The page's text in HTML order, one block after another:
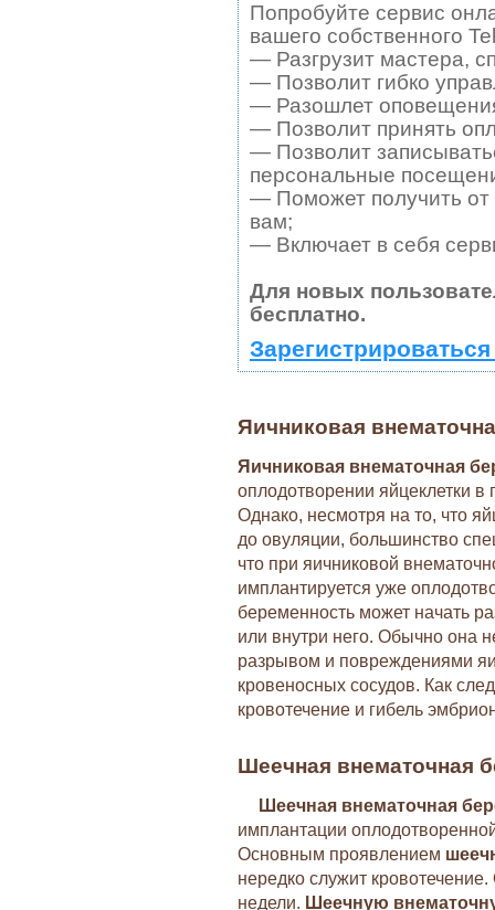
Попробуйте сервис
вашего собственного
— Разгрузит мастера,
— Позволит гибко
— Разошлет
— Позволит принять
— Позволит
персональные
— Поможет получить от
вам;
— Включает в себя
Для новых
бесплатно.
Яичниковая
Яичниковая внематочная
оплодотворении яйцеклетки
Однако, несмотря на то, что
до овуляции, большинство
что при яичниковой
имплантируется уже
беременность может начать
или внутри него. Обычно она
разрывом и повреждениями
кровеносных сосудов. Как
кровотечение и гибель
Шеечная внематочная
Шеечная внематочная
имплантации
Основным проявлением
нередко служит
недели. Шеечную